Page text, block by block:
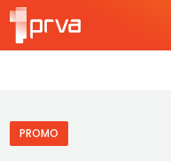
PROMO